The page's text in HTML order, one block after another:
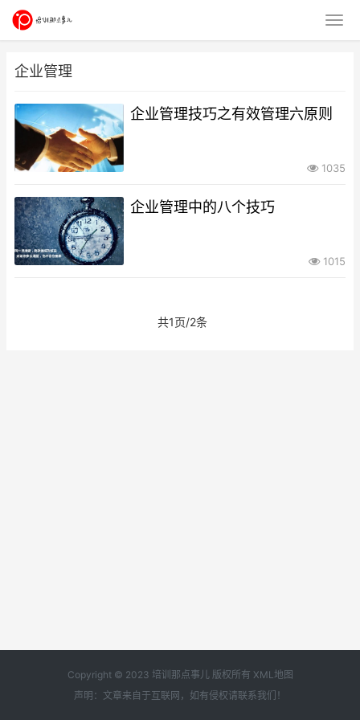
企业管理
企业管理技巧之有效管理六原则
1035
企业管理中的八个技巧
1015
共1页/2条
Copyright © 2023 培训那点事儿 版权所有 XML地图
声明：文章来自于互联网，如有侵权请联系我们 ！